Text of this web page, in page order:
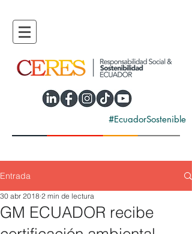
#EcuadorSostenible
Entrada
GM ECUADOR recibe
30 abr 2018 2 min de lectura